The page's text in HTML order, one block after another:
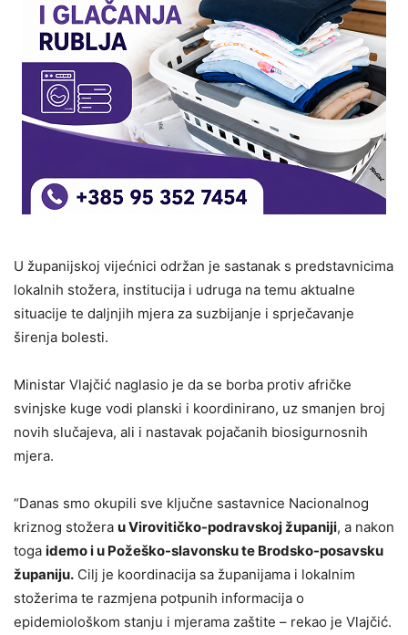
U županijskoj vijećnici održan je sastanak s predstavnicima
lokalnih stožera, institucija i udruga na temu aktualne
situacije te daljnjih mjera za suzbijanje i sprječavanje
širenja bolesti.
Ministar Vlajčić naglasio je da se borba protiv afričke
svinjske kuge vodi planski i koordinirano, uz smanjen broj
novih slučajeva, ali i nastavak pojačanih biosigurnosnih
mjera.
“Danas smo okupili sve ključne sastavnice Nacionalnog
kriznog stožera u Virovitičko-podravskoj županiji, a nakon
toga idemo i u Požeško-slavonsku te Brodsko-posavsku
županiju. Cilj je koordinacija sa županijama i lokalnim
stožerima te razmjena potpunih informacija o
epidemiološkom stanju i mjerama zaštite – rekao je Vlajčić.